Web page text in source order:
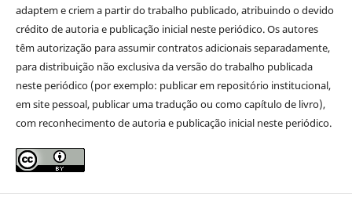
adaptem e criem a partir do trabalho publicado, atribuindo o devido
crédito de autoria e publicação inicial neste periódico. Os autores
têm autorização para assumir contratos adicionais separadamente,
para distribuição não exclusiva da versão do trabalho publicada
neste periódico (por exemplo: publicar em repositório institucional,
em site pessoal, publicar uma tradução ou como capítulo de livro),
com reconhecimento de autoria e publicação inicial neste periódico.